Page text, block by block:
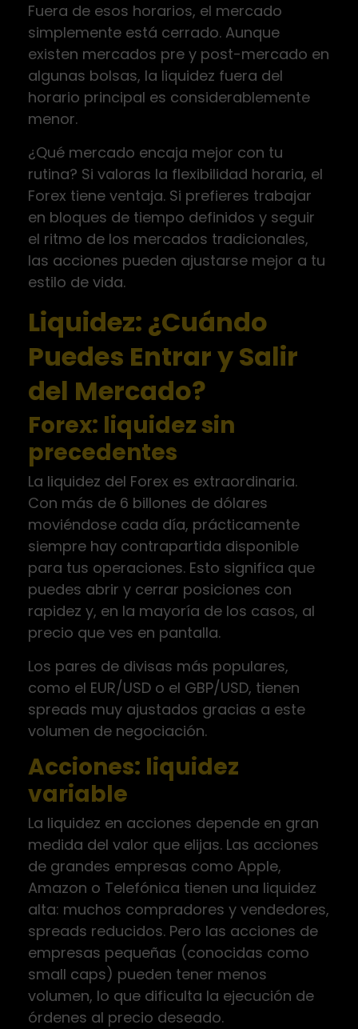
Fuera de esos horarios, el mercado
simplemente está cerrado. Aunque
existen mercados pre y post-mercado en
algunas bolsas, la liquidez fuera del
horario principal es considerablemente
menor.
¿Qué mercado encaja mejor con tu
rutina? Si valoras la flexibilidad horaria, el
Forex tiene ventaja. Si prefieres trabajar
en bloques de tiempo definidos y seguir
el ritmo de los mercados tradicionales,
las acciones pueden ajustarse mejor a tu
estilo de vida.
Liquidez: ¿Cuándo
Puedes Entrar y Salir
del Mercado?
Forex: liquidez sin
precedentes
La liquidez del Forex es extraordinaria.
Con más de 6 billones de dólares
moviéndose cada día, prácticamente
siempre hay contrapartida disponible
para tus operaciones. Esto significa que
puedes abrir y cerrar posiciones con
rapidez y, en la mayoría de los casos, al
precio que ves en pantalla.
Los pares de divisas más populares,
como el EUR/USD o el GBP/USD, tienen
spreads muy ajustados gracias a este
volumen de negociación.
Acciones: liquidez
variable
La liquidez en acciones depende en gran
medida del valor que elijas. Las acciones
de grandes empresas como Apple,
Amazon o Telefónica tienen una liquidez
alta: muchos compradores y vendedores,
spreads reducidos. Pero las acciones de
empresas pequeñas (conocidas como
small caps) pueden tener menos
volumen, lo que dificulta la ejecución de
órdenes al precio deseado.